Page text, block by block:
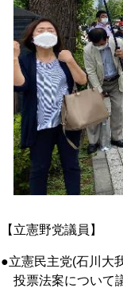
【立憲野党議員】
●立憲民主党(石川大
投票法案について